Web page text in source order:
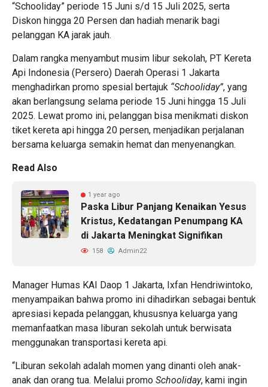
“Schooliday” periode 15 Juni s/d 15 Juli 2025, serta
Diskon hingga 20 Persen dan hadiah menarik bagi
pelanggan KA jarak jauh.
Dalam rangka menyambut musim libur sekolah, PT Kereta
Api Indonesia (Persero) Daerah Operasi 1 Jakarta
menghadirkan promo spesial bertajuk “Schooliday”, yang
akan berlangsung selama periode 15 Juni hingga 15 Juli
2025. Lewat promo ini, pelanggan bisa menikmati diskon
tiket kereta api hingga 20 persen, menjadikan perjalanan
bersama keluarga semakin hemat dan menyenangkan.
Read Also
1 year ago
Paska Libur Panjang Kenaikan Yesus
Kristus, Kedatangan Penumpang KA
di Jakarta Meningkat Signifikan
158 Admin22
Manager Humas KAI Daop 1 Jakarta, Ixfan Hendriwintoko,
menyampaikan bahwa promo ini dihadirkan sebagai bentuk
apresiasi kepada pelanggan, khususnya keluarga yang
memanfaatkan masa liburan sekolah untuk berwisata
menggunakan transportasi kereta api.
“Liburan sekolah adalah momen yang dinanti oleh anak-
anak dan orang tua. Melalui promo Schooliday, kami ingin